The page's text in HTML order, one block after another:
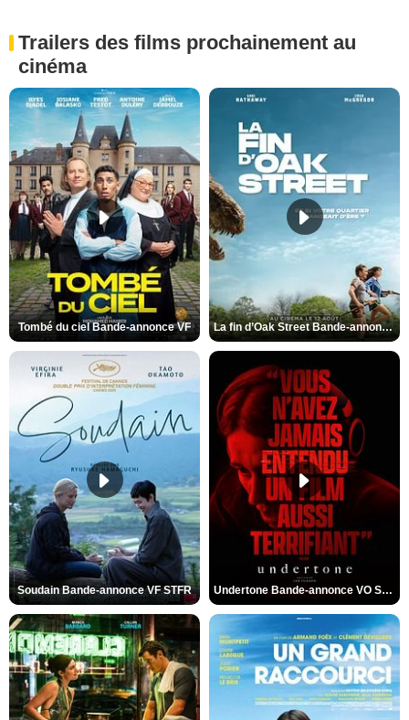
Trailers des films prochainement au
cinéma
Tombé du ciel Bande-annonce VF La fin d’Oak Street Bande-annonce VO STFR
Soudain Bande-annonce VF STFR Undertone Bande-annonce VO STFR